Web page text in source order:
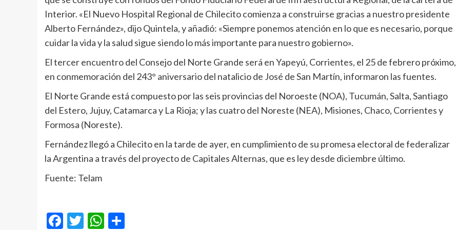
Interior. «El Nuevo Hospital Regional de Chilecito comienza a construirse gracias a nuestro presidente
Alberto Fernández», dijo Quintela, y añadió: «Siempre ponemos atención en lo que es necesario, porque
cuidar la vida y la salud sigue siendo lo más importante para nuestro gobierno».
El tercer encuentro del Consejo del Norte Grande será en Yapeyú, Corrientes, el 25 de febrero próximo,
en conmemoración del 243° aniversario del natalicio de José de San Martín, informaron las fuentes.
El Norte Grande está compuesto por las seis provincias del Noroeste (NOA), Tucumán, Salta, Santiago
del Estero, Jujuy, Catamarca y La Rioja; y las cuatro del Noreste (NEA), Misiones, Chaco, Corrientes y
Formosa (Noreste).
Fernández llegó a Chilecito en la tarde de ayer, en cumplimiento de su promesa electoral de federalizar
la Argentina a través del proyecto de Capitales Alternas, que es ley desde diciembre último.
Fuente: Telam
Facebook
TwitterWhatsApp